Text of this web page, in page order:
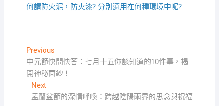
何謂防火泥， 防火漆? 分別適用在何種環境中呢?
文
章
導
覽
PreviousPrevious
post:
中元節快問快答：七月十五你該知道的10件事，揭
開神秘面紗！
NextNext
post:
盂蘭盆節的深情呼喚：跨越陰陽兩界的思念與祝福